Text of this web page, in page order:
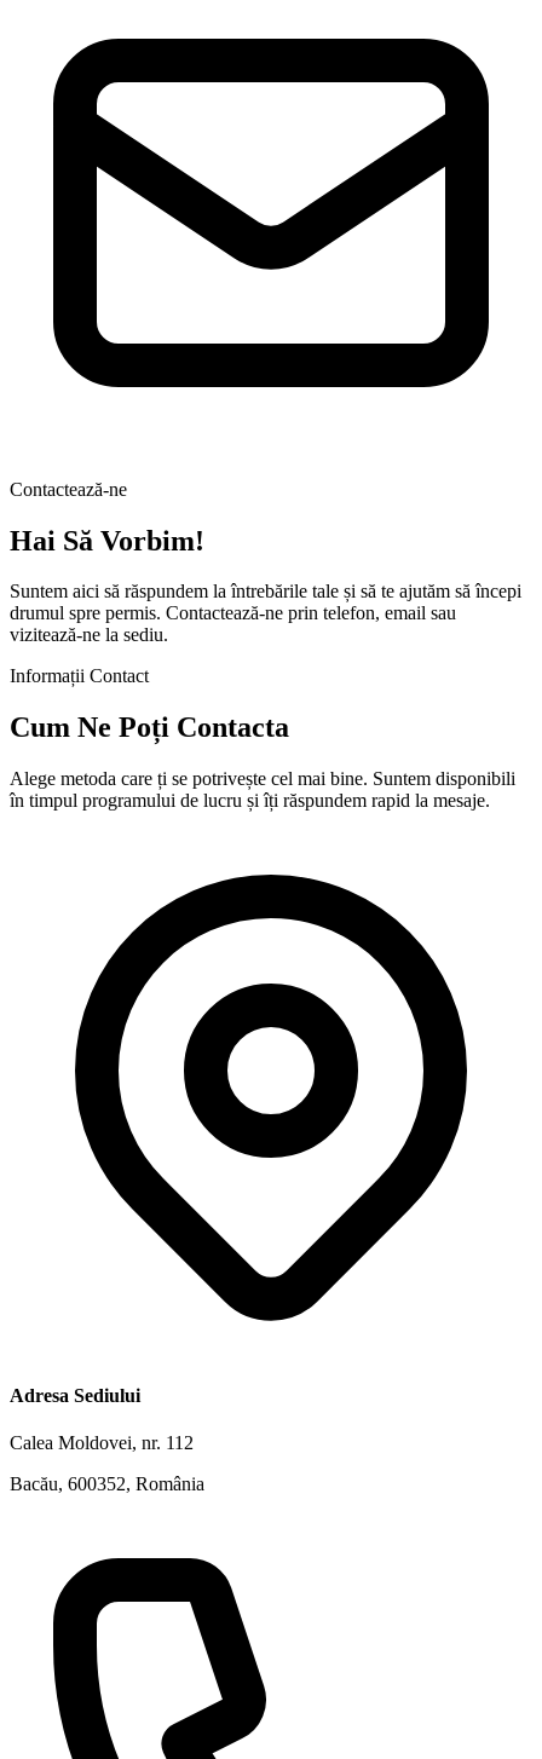
Contactează-ne
Hai Să Vorbim!
Suntem aici să răspundem la întrebările tale și să te ajutăm să începi
drumul spre permis. Contactează-ne prin telefon, email sau
vizitează-ne la sediu.
Informații Contact
Cum Ne Poți Contacta
Alege metoda care ți se potrivește cel mai bine. Suntem disponibili
în timpul programului de lucru și îți răspundem rapid la mesaje.
Adresa Sediului
Calea Moldovei, nr. 112
Bacău, 600352, România